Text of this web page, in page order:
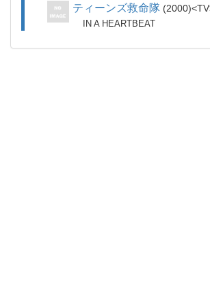
ティーンズ救命隊 2000 TV
IN A HEARTBEAT